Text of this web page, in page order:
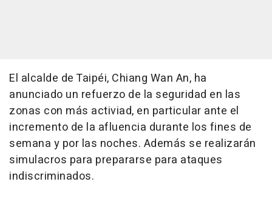
El alcalde de Taipéi, Chiang Wan An, ha
anunciado un refuerzo de la seguridad en las
zonas con más activiad, en particular ante el
incremento de la afluencia durante los fines de
semana y por las noches. Además se realizarán
simulacros para prepararse para ataques
indiscriminados.